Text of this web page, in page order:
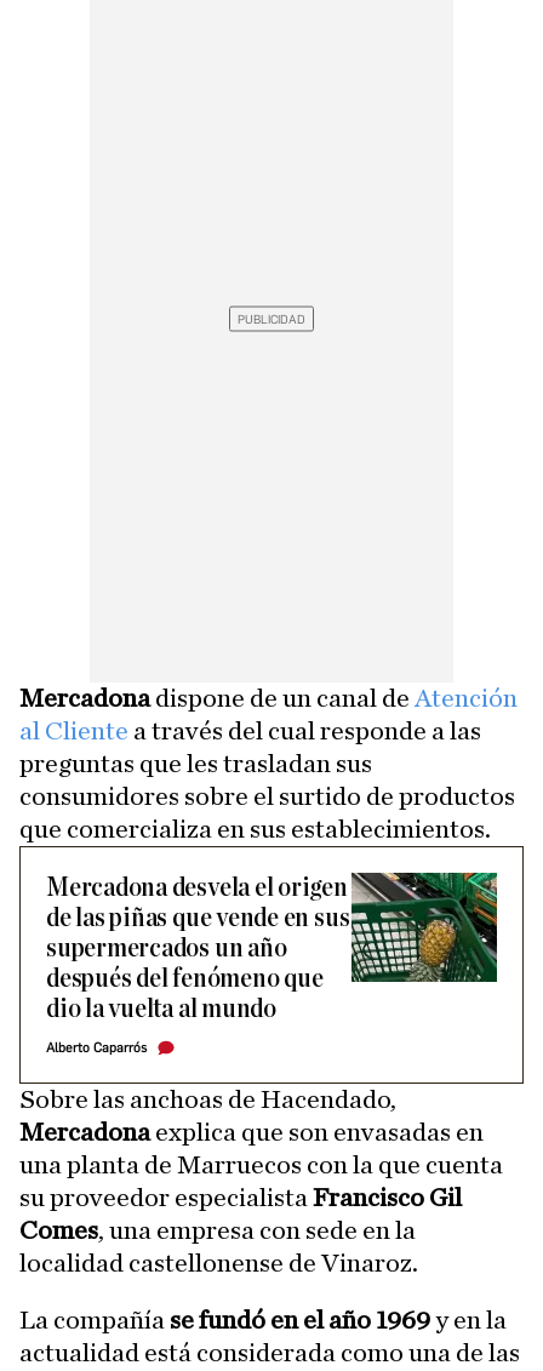
Mercadonadispone de un canal de Atención
al Cliente a través del cual responde a las
preguntas que les trasladan sus
consumidores sobre el surtido de productos
que comercializa en sus establecimientos.
Mercadona desvela el origen
de las piñas que vende en sus
supermercados un año
después del fenómeno que
dio la vuelta al mundo
Alberto Caparrós
Sobre las anchoas de Hacendado,
Mercadonaexplica que son envasadas en
una planta de Marruecos con la que cuenta
su proveedor especialista Francisco Gil
Comes, una empresa con sede en la
localidad castellonense de Vinaroz.
La compañía se fundó en el año 1969y en la
actualidad está considerada como una de las